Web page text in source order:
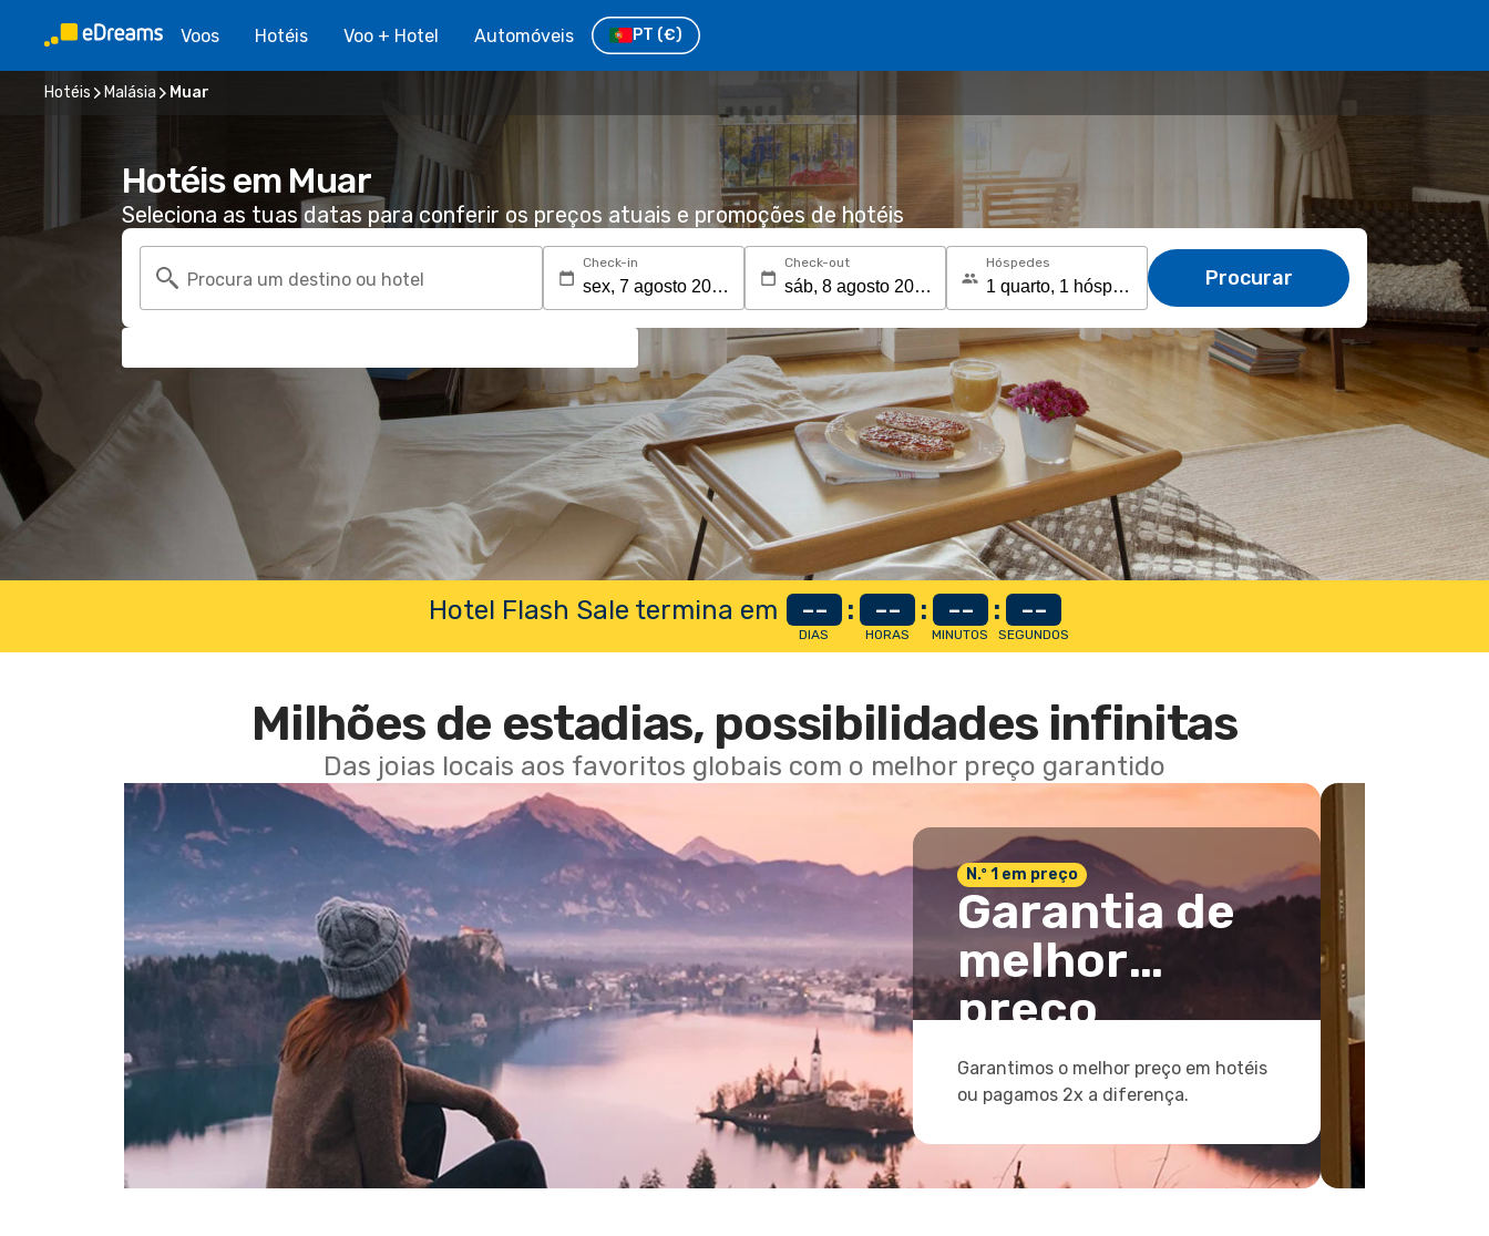
Voos Hotéis Voo + Hotel Automóveis PT (€)
Hotéis Malásia Muar
Hotéis em Muar
Seleciona as tuas datas para conferir os preços atuais e promoções de hotéis
Procura um destino ou hotel
Check-in Check-out Hóspedes
Procurar
Hotel Flash Sale termina em --
DIAS
: --
HORAS
: --
MINUTOS
: --
SEGUNDOS
Milhões de estadias, possibilidades infinitas
Das joias locais aos favoritos globais com o melhor preço garantido
N.º 1 em preço
Garantia de
melhor
preço
Garantimos o melhor preço em hotéis
ou pagamos 2x a diferença.